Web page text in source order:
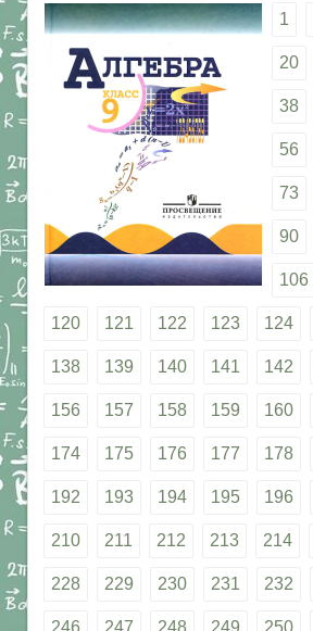
1
20
38
56
73
90
106
120 121 122 123 124
138 139 140 141 142
156 157 158 159 160
174 175 176 177 178
192 193 194 195 196
210 211 212 213 214
228 229 230 231 232
246 247 248 249 250